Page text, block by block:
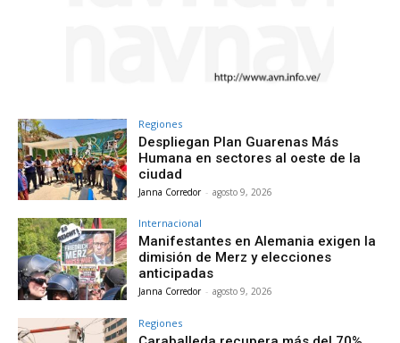
Regiones
Despliegan Plan Guarenas Más
Humana en sectores al oeste de la
ciudad
Janna Corredor - agosto 9, 2026
Internacional
Manifestantes en Alemania exigen la
dimisión de Merz y elecciones
anticipadas
Janna Corredor - agosto 9, 2026
Regiones